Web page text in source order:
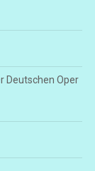
Deutschen Oper